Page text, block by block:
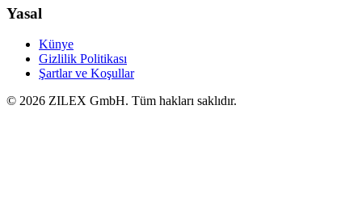
Yasal
Künye
Gizlilik Politikası
Şartlar ve Koşullar
© 2026 ZILEX GmbH. Tüm hakları saklıdır.